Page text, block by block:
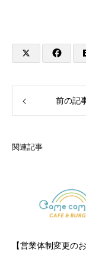
前の記
関連記事
【営業体制変更の